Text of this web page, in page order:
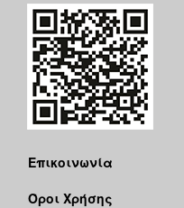
Επικοινωνία
Όροι Χρήσης